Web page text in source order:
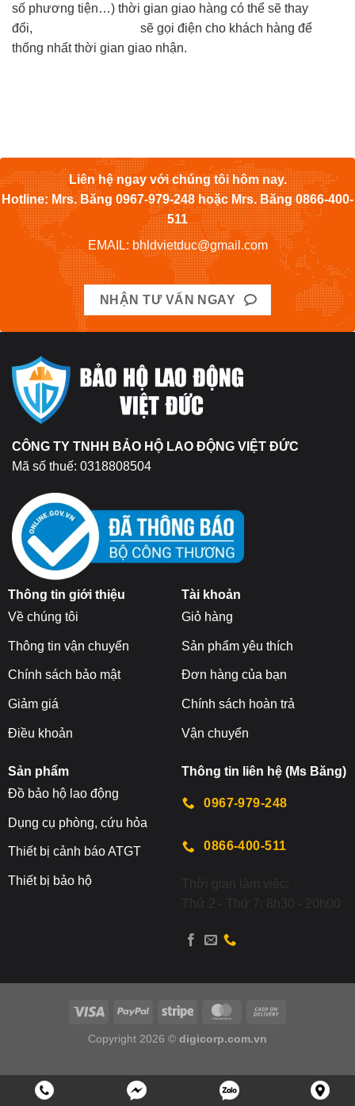
số phương tiện…) thời gian giao hàng có thể sẽ thay
đổi,
sẽ gọi điện cho khách hàng để
thống nhất thời gian giao nhận.
Liên hệ ngay với chúng tôi hôm nay.
Hotline: Mrs. Băng 0967-979-248 hoặc Mrs. Băng 0866-400-
511
EMAIL: bhldvietduc@gmail.com
NHẬN TƯ VẤN NGAY
CÔNG TY TNHH BẢO HỘ LAO ĐỘNG VIỆT ĐỨC
Mã số thuế: 0318808504
Thông tin giới thiệu
Về chúng tôi
Thông tin vận chuyển
Chính sách bảo mật
Giảm giá
Điều khoản
Tài khoản
Giỏ hàng
Sản phẩm yêu thích
Đơn hàng của bạn
Chính sách hoàn trả
Vận chuyển
Sản phẩm
Đồ bảo hộ lao động
Dụng cụ phòng, cứu hỏa
Thiết bị cảnh báo ATGT
Thiết bị bảo hộ
Thông tin liên hệ (Ms Băng)
0967-979-248
0866-400-511
Thời gian làm việc:
Thứ 2 - Thứ 7: 8h30 - 20h00
Copyright 2026 © digicorp.com.vn